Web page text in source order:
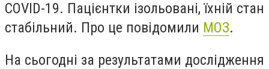
COVID-19. Пацієнтки ізольовані, їхній стан
стабільний. Про це повідомили МОЗ.
На сьогодні за результатами дослідження